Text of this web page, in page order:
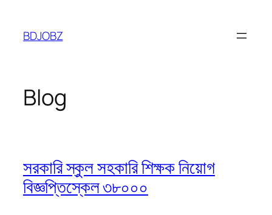
content
BDJOBZ
Blog
সরকারি স্কুল সহকারি শিক্ষক নিয়োগ
বিজ্ঞপ্তিস্কেল ৩৮০০০